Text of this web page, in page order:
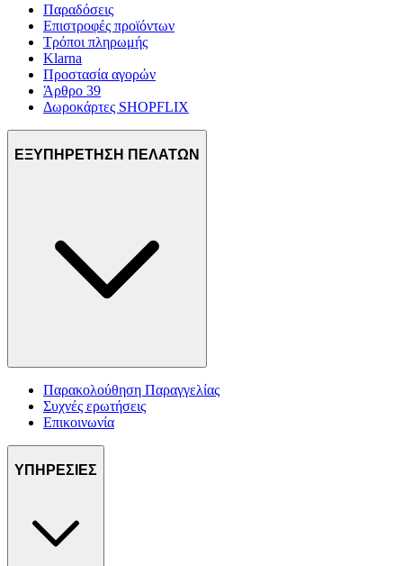
Παραδόσεις
Επιστροφές προϊόντων
Τρόποι πληρωμής
Klarna
Προστασία αγορών
Άρθρο 39
Δωροκάρτες SHOPFLIX
ΕΞΥΠΗΡΕΤΗΣΗ ΠΕΛΑΤΩΝ
Παρακολούθηση Παραγγελίας
Συχνές ερωτήσεις
Επικοινωνία
ΥΠΗΡΕΣΙΕΣ